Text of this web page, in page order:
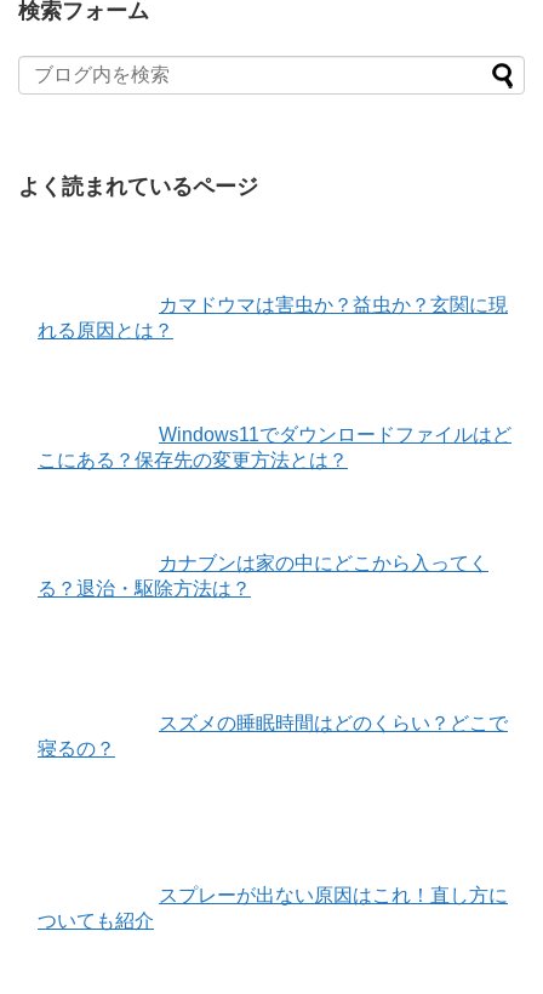
検索フォーム
よく読まれているページ
カマドウマは害虫か？益虫か？玄関に現
れる原因とは？
Windows11でダウンロードファイルはど
こにある？保存先の変更方法とは？
カナブンは家の中にどこから入ってく
る？退治・駆除方法は？
スズメの睡眠時間はどのくらい？どこで
寝るの？
スプレーが出ない原因はこれ！直し方に
ついても紹介